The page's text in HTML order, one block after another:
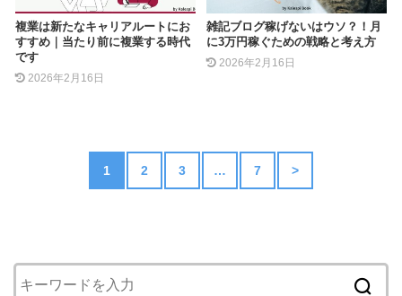
複業は新たなキャリアルートにお
すすめ｜当たり前に複業する時代
です
2026年2月16日
雑記ブログ稼げないはウソ？！月
に3万円稼ぐための戦略と考え方
2026年2月16日
1 2 3 … 7 >